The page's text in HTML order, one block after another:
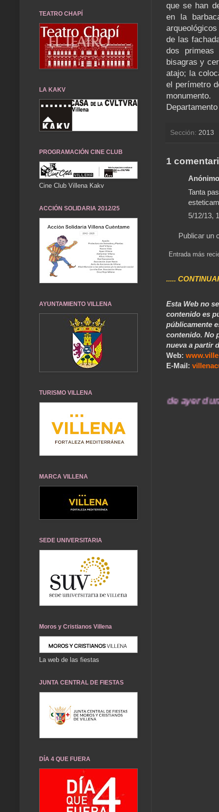
que se han
en la
de las
dos
bisagras y
atajo; la
el perímetro
monumento.
Sección: 2013
1
Tanta
5/12/13,
Publicar un
Entrada más
.....
Esta Web no
contenido es
públicamente
contenido. No
nueva a partir
Web:
E-Mail:
... Nuestros recuerdos de ayer durarán
TEATRO CHAPÍ
LA KAKV
PROGRAMACIÓN CINE CLUB
Cine Club Villena Kakv
ACCIÓN SOLIDARIA 2012/25
AYUNTAMIENTO VILLENA
TURISMO VILLENA
MARCA VILLENA
SEDE UNIVERSITARIA
Moros y Cristianos Villena
La web de las fiestas
JUNTA CENTRAL DE FIESTAS
DÍA 4 QUE FUERA